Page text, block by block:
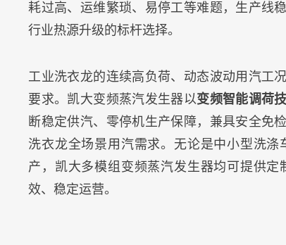
耗过高、运维繁琐、易停工等难题，生产线
行业热源升级的标杆选择。
工业洗衣龙的连续高负荷、动态波动用汽工
要求。凯大变频蒸汽发生器以变频智能调荷
断稳定供汽、零停机生产保障，兼具安全免
洗衣龙全场景用汽需求。无论是中小型洗
产，凯大多模组变频蒸汽发生器均可提供
效、稳定运营。